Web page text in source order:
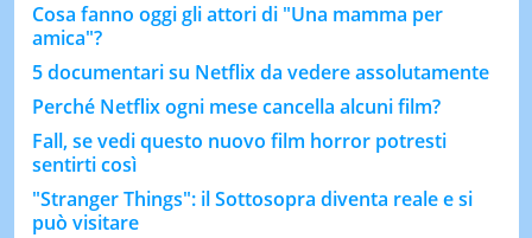
Cosa fanno oggi gli attori di "Una mamma per
amica"?
5 documentari su Netflix da vedere assolutamente
Perché Netflix ogni mese cancella alcuni film?
Fall, se vedi questo nuovo film horror potresti
sentirti così
"Stranger Things": il Sottosopra diventa reale e si
può visitare